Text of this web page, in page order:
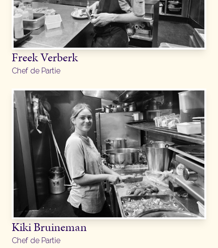
Freek Verberk
Chef de Partie
Kiki Bruineman
Chef de Partie